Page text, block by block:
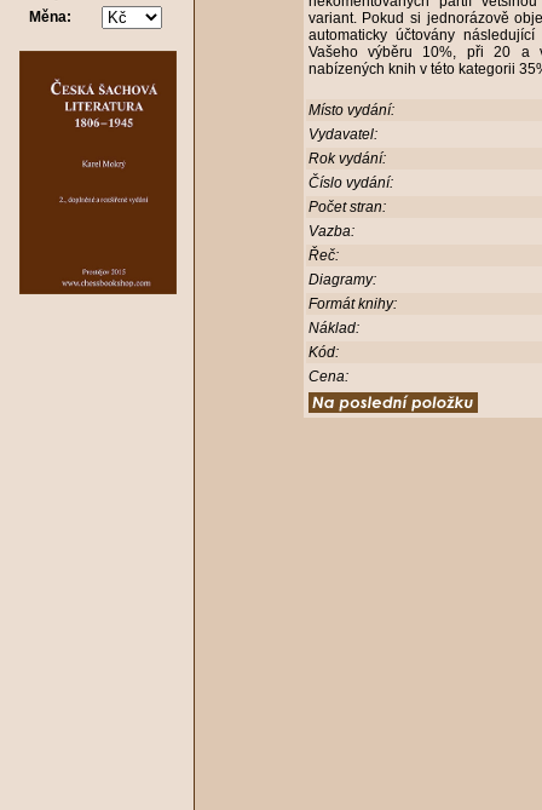
Měna:
variant. Pokud si jednorázově
automaticky účtovány
Vašeho výběru 10%, při 20 a
nabízených knih v této kategorii
Místo vydání:
Vydavatel:
Rok vydání:
Číslo vydání:
Počet stran:
Vazba:
Řeč:
Diagramy:
Formát knihy:
Náklad:
Kód:
Cena: